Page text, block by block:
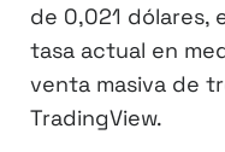
de 0,021 dólares,
tasa actual en
venta masiva de
TradingView.